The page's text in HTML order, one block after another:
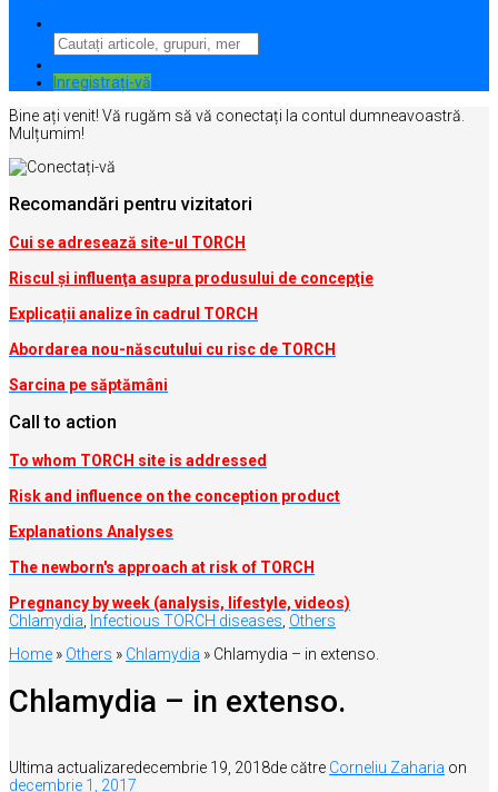
Inregistrați-vă
Bine ați venit! Vă rugăm să vă conectați la contul dumneavoastră.
Mulțumim!
Recomandări pentru vizitatori
Cui se adresează site-ul TORCH
Riscul şi influenţa asupra produsului de concepţie
Explicații analize în cadrul TORCH
Abordarea nou-născutului cu risc de TORCH
Sarcina pe săptămâni
Call to action
To whom TORCH site is addressed
Risk and influence on the conception product
Explanations Analyses
The newborn's approach at risk of TORCH
Pregnancy by week (analysis, lifestyle, videos)
Chlamydia Infectious TORCH diseases Others
Home » Others » Chlamydia » Chlamydia – in extenso.
Chlamydia – in extenso.
Ultima actualizaredecembrie 19, 2018de către Corneliu Zaharia on
decembrie 1, 2017